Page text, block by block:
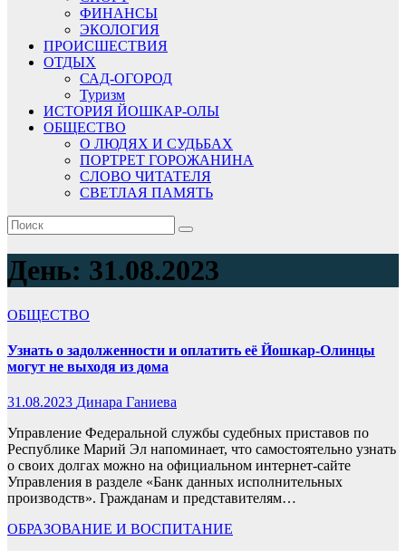
ФИНАНСЫ
ЭКОЛОГИЯ
ПРОИСШЕСТВИЯ
ОТДЫХ
САД-ОГОРОД
Туризм
ИСТОРИЯ ЙОШКАР-ОЛЫ
ОБЩЕСТВО
О ЛЮДЯХ И СУДЬБАХ
ПОРТРЕТ ГОРОЖАНИНА
СЛОВО ЧИТАТЕЛЯ
СВЕТЛАЯ ПАМЯТЬ
День: 31.08.2023
ОБЩЕСТВО
Узнать о задолженности и оплатить её Йошкар-Олинцы
могут не выходя из дома
31.08.2023 Динара Ганиева
Управление Федеральной службы судебных приставов по
Республике Марий Эл напоминает, что самостоятельно узнать
о своих долгах можно на официальном интернет-сайте
Управления в разделе «Банк данных исполнительных
производств». Гражданам и представителям…
ОБРАЗОВАНИЕ И ВОСПИТАНИЕ